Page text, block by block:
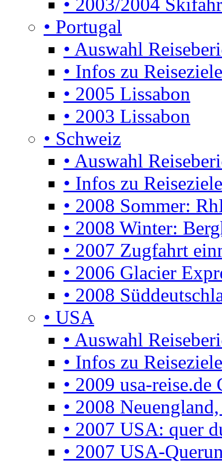
• Portugal
• Auswahl
• Infos zu
• 2005 Lissabon
• 2003 Lissabon
• Schweiz
• Auswahl
• Infos zu
• 2008 Sommer:
• 2008 Winter:
• 2007 Zugfahrt
• 2006 Glacier
• 2008
• USA
• Auswahl
• Infos zu
• 2009 usa-reise.de
• 2008
• 2007 USA: quer
• 2007 USA-